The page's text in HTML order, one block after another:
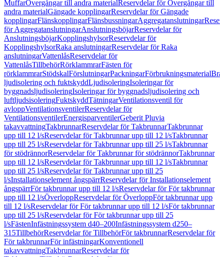
MuffarÖvergångar till andra materialReservdelar för Övergångar till
andra materialGängade kopplingarReservdelar för Gängade
kopplingarFlänskopplingarFlänsbussningarAggregatanslutningar
för AggregatanslutningarAnslutningsböjarReservdelar för
AnslutningsböjarKopplingshylsorReservdelar för
KopplingshylsorRaka anslutningarReservdelar för Raka
anslutningarVattenlåsReservdelar för
VattenlåsTillbehörRörklammrarFästen för
rörklammrarStödskalFörslutningarPackningarFörbrukningsmaterial
ljudisolering och fuktskyddLjudisoleringIsoleringar för
byggnadsljudisoleringIsoleringar för byggnadsljudisolering och
luftljudsisoleringFuktskyddTätningarVentilationsventil för
avloppVentilationsventilerReservdelar för
VentilationsventilerEnergisparventilerGeberit Pluvia
takavvattningTakbrunnarReservdelar för TakbrunnarTakbrunnar
upp till 12 l/sReservdelar för Takbrunnar upp till 12 l/sTakbrunnar
upp till 25 l/sReservdelar för Takbrunnar upp till 25 l/sTakbrunnar
för stödrännorReservdelar för Takbrunnar för stödrännorTakbrunnar
upp till 12 l/sReservdelar för Takbrunnar upp till 12 l/sTakbrunnar
upp till 25 l/sReservdelar för Takbrunnar upp till 25
l/sInstallationselement ångspärrReservdelar för Installationselement
ångspärrFör takbrunnar upp till 12 l/sReservdelar för För takbrunnar
upp till 12 l/sÖverloppReservdelar för ÖverloppFör takbrunnar upp
till 12 l/sReservdelar för För takbrunnar upp till 12 l/sFör takbrunnar
upp till 25 l/sReservdelar för För takbrunnar upp till 25
l/sFästenInfästningssystem d40–200Infästningssystem d250–
315TillbehörReservdelar för TillbehörFör takbrunnarReservdelar för
För takbrunnarFör infästningarKonventionell
takavvattningTakbrunnarReservdelar för